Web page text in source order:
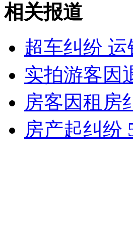
男子乘火车见美女心动要求睡
山西运城恶犬咬伤多人 警民
女孩北京地铁殴打老人 痛下
相关报道
超车纠纷
实拍游客因
房客因租房
房产起纠纷